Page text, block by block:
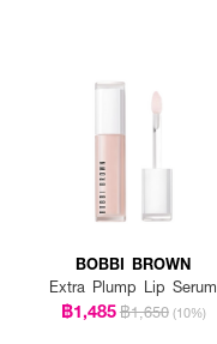
BOBBI BROWN
Extra Plump Lip Serum
฿1,485฿1,650 (10%)